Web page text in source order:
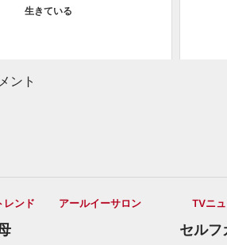
生きている
ント
レンド アールイーサロン TVニ
セルフ